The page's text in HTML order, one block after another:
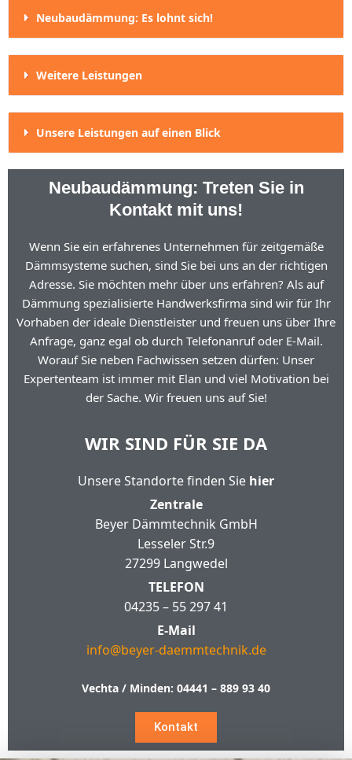
Neubaudämmung: Es lohnt sich!
Weitere Leistungen
Unsere Leistungen auf einen Blick
Neubaudämmung: Treten Sie in
Kontakt mit uns!
Wenn Sie ein erfahrenes Unternehmen für zeitgemäße
Dämmsysteme suchen, sind Sie bei uns an der richtigen
Adresse. Sie möchten mehr über uns erfahren? Als auf
Dämmung spezialisierte Handwerksfirma sind wir für Ihr
Vorhaben der ideale Dienstleister und freuen uns über Ihre
Anfrage, ganz egal ob durch Telefonanruf oder E-Mail.
Worauf Sie neben Fachwissen setzen dürfen: Unser
Expertenteam ist immer mit Elan und viel Motivation bei
der Sache. Wir freuen uns auf Sie!
WIR SIND FÜR SIE DA
Unsere Standorte finden Sie hier
Zentrale
Beyer Dämmtechnik GmbH
Lesseler Str.9
27299 Langwedel
TELEFON
04235 – 55 297 41
E-Mail
info@beyer-daemmtechnik.de
Vechta / Minden: 04441 – 889 93 40
Kontakt